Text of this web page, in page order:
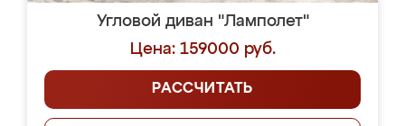
Угловой диван "Ламполет"
Цена: 159000 руб.
РАССЧИТАТЬ